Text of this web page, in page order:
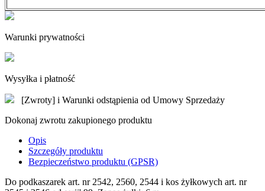
Warunki prywatności
Wysyłka i płatność
[Zwroty] i Warunki odstąpienia od Umowy Sprzedaży
Dokonaj zwrotu zakupionego produktu
Opis
Szczegóły produktu
Bezpieczeństwo produktu (GPSR)
Do podkaszarek art. nr 2542, 2560, 2544 i kos żyłkowych art. nr